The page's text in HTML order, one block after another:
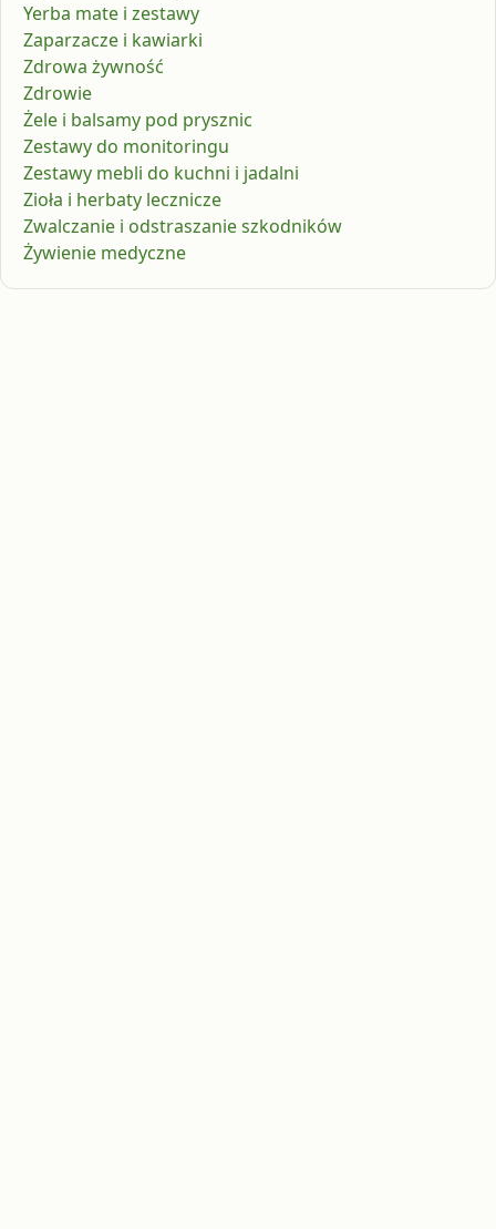
Yerba mate i zestawy
Zaparzacze i kawiarki
Zdrowa żywność
Zdrowie
Żele i balsamy pod prysznic
Zestawy do monitoringu
Zestawy mebli do kuchni i jadalni
Zioła i herbaty lecznicze
Zwalczanie i odstraszanie szkodników
Żywienie medyczne